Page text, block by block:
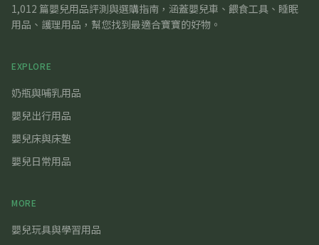
1,012 篇嬰兒用品評測與選購指南，涵蓋嬰兒車、餵食工具、睡眠
用品、護理用品，幫您找到最適合寶寶的好物。
EXPLORE
奶瓶與哺乳用品
嬰兒出行用品
嬰兒床與床墊
嬰兒日常用品
MORE
嬰兒玩具與學習用品